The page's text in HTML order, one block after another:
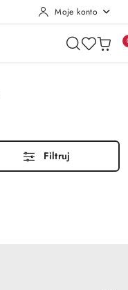
Moje konto
Filtruj